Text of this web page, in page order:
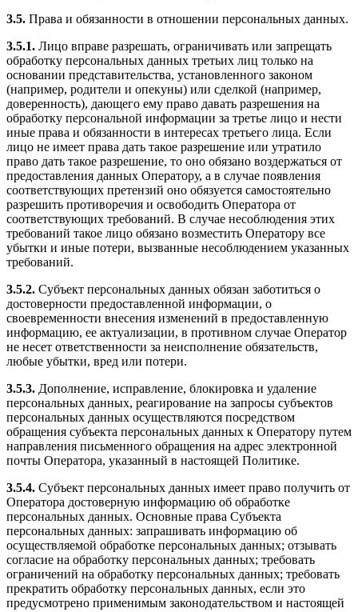
3.5. Права и обязанности в отношении персональных данных.
3.5.1. Лицо вправе разрешать, ограничивать или запрещать
обработку персональных данных третьих лиц только на
основании представительства, установленного законом
(например, родители и опекуны) или сделкой (например,
доверенность), дающего ему право давать разрешения на
обработку персональной информации за третье лицо и нести
иные права и обязанности в интересах третьего лица. Если
лицо не имеет права дать такое разрешение или утратило
право дать такое разрешение, то оно обязано воздержаться от
предоставления данных Оператору, а в случае появления
соответствующих претензий оно обязуется самостоятельно
разрешить противоречия и освободить Оператора от
соответствующих требований. В случае несоблюдения этих
требований такое лицо обязано возместить Оператору все
убытки и иные потери, вызванные несоблюдением указанных
требований.
3.5.2. Субъект персональных данных обязан заботиться о
достоверности предоставленной информации, о
своевременности внесения изменений в предоставленную
информацию, ее актуализации, в противном случае Оператор
не несет ответственности за неисполнение обязательств,
любые убытки, вред или потери.
3.5.3. Дополнение, исправление, блокировка и удаление
персональных данных, реагирование на запросы субъектов
персональных данных осуществляются посредством
обращения субъекта персональных данных к Оператору путем
направления письменного обращения на адрес электронной
почты Оператора, указанный в настоящей Политике.
3.5.4. Субъект персональных данных имеет право получить от
Оператора достоверную информацию об обработке
персональных данных. Основные права Субъекта
персональных данных: запрашивать информацию об
осуществляемой обработке персональных данных; отзывать
согласие на обработку персональных данных; требовать
ограничений на обработку персональных данных; требовать
прекратить обработку персональных данных, если это
предусмотрено применимым законодательством и настоящей